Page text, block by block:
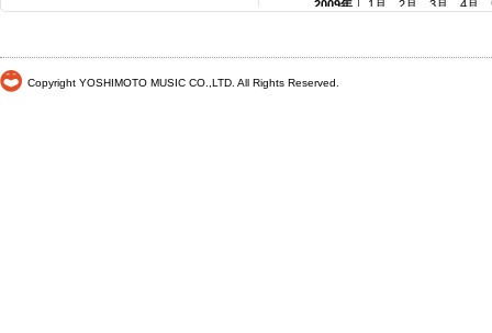
2009年 ｜ 1月 2月 3月 4月
Copyright YOSHIMOTO MUSIC CO.,LTD. All Rights Reserved.